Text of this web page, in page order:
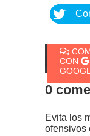
CON
0
Evita los
ofensivos